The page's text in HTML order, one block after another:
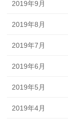
2019年9月
2019年8月
2019年7月
2019年6月
2019年5月
2019年4月